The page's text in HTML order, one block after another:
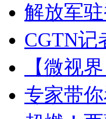
解放军
CGTN记
【微视
专家带